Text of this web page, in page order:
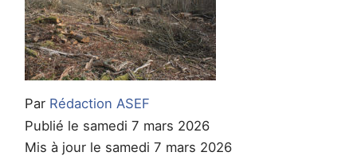
Par Rédaction ASEF
Publié le samedi 7 mars 2026
Mis à jour le samedi 7 mars 2026